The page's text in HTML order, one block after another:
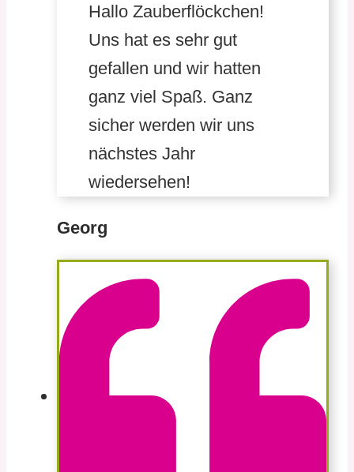
Hallo Zauberflöckchen!
Uns hat es sehr gut
gefallen und wir hatten
ganz viel Spaß. Ganz
sicher werden wir uns
nächstes Jahr
wiedersehen!
Georg